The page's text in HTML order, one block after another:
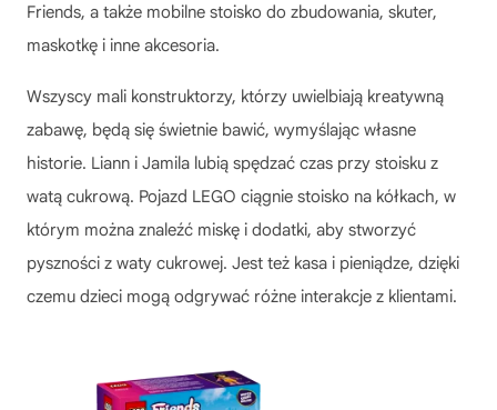
Friends, a także mobilne stoisko do zbudowania, skuter,
maskotkę i inne akcesoria.
Wszyscy mali konstruktorzy, którzy uwielbiają kreatywną
zabawę, będą się świetnie bawić, wymyślając własne
historie. Liann i Jamila lubią spędzać czas przy stoisku z
watą cukrową. Pojazd LEGO ciągnie stoisko na kółkach, w
którym można znaleźć miskę i dodatki, aby stworzyć
pyszności z waty cukrowej. Jest też kasa i pieniądze, dzięki
czemu dzieci mogą odgrywać różne interakcje z klientami.